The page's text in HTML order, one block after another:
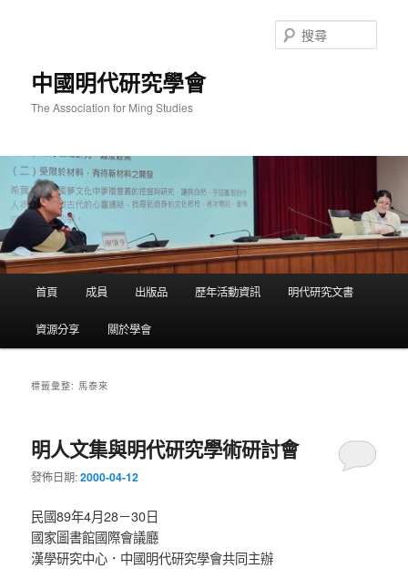
中國明代研究學會
The Association for Ming Studies
尋
首頁 成員 出版品 歷年活動資訊 明代研究文書
資源分享 關於學會
標籤彙整: 馬泰來
明人文集與明代研究學術研討會
發佈日期:2000-04-12
民國89年4月28－30日
國家圖書館國際會議廳
漢學研究中心．中國明代研究學會共同主辦